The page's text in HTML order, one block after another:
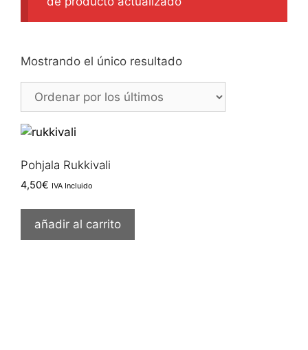
Mostrando el único resultado
Pohjala Rukkivali
4,50€ IVA Incluido
añadir al carrito